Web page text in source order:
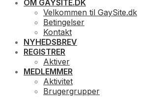
OM GAYSITE.DK
Velkommen til GaySite.dk
Betingelser
Kontakt
NYHEDSBREV
REGISTRER
Aktiver
MEDLEMMER
Aktivitet
Brugergrupper